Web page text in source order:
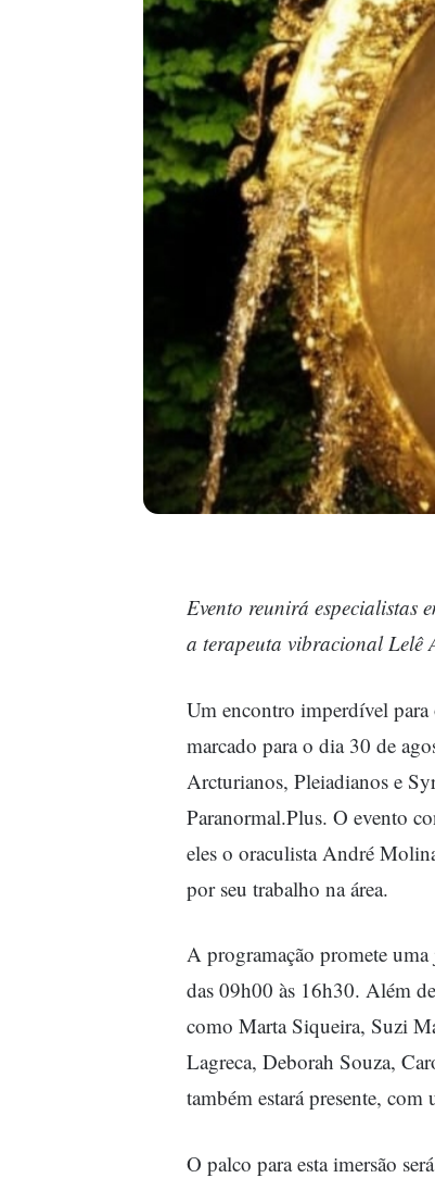
Evento reunirá
a terapeuta vibracional Lelê
Um encontro imperdível para
marcado para o dia 30 de
Arcturianos, Pleiadianos e
Paranormal.Plus. O evento
eles o oraculista André
por seu trabalho na área.
A programação promete uma
das 09h00 às 16h30. Além
como Marta Siqueira, Suzi
Lagreca, Deborah Souza,
também estará presente,
O palco para esta imersão